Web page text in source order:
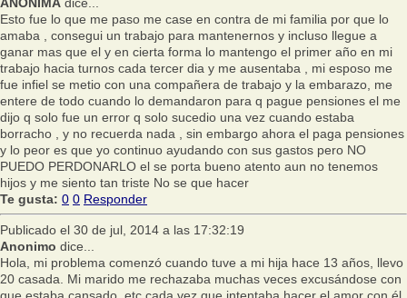
Esto fue lo que me paso me case en contra de mi familia por que lo
amaba , consegui un trabajo para mantenernos y incluso llegue a
ganar mas que el y en cierta forma lo mantengo el primer año en mi
trabajo hacia turnos cada tercer dia y me ausentaba , mi esposo me
fue infiel se metio con una compañera de trabajo y la embarazo, me
entere de todo cuando lo demandaron para q pague pensiones el me
dijo q solo fue un error q solo sucedio una vez cuando estaba
borracho , y no recuerda nada , sin embargo ahora el paga pensiones
y lo peor es que yo continuo ayudando con sus gastos pero NO
PUEDO PERDONARLO el se porta bueno atento aun no tenemos
hijos y me siento tan triste No se que hacer
Te gusta: 0 0 Responder
Publicado el 30 de jul, 2014 a las 17:32:19
Anonimo dice...
Hola, mi problema comenzó cuando tuve a mi hija hace 13 años, llevo
20 casada. Mi marido me rechazaba muchas veces excusándose con